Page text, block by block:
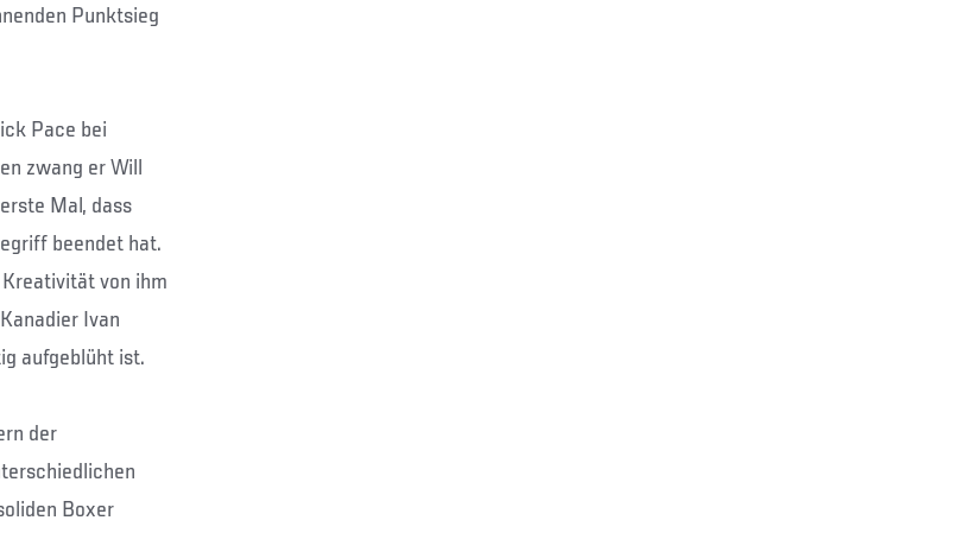
Punktsieg
Pace bei
zwang er Will
Mal, dass
beendet hat.
von ihm
Ivan
aufgeblüht ist.
der
Boxer